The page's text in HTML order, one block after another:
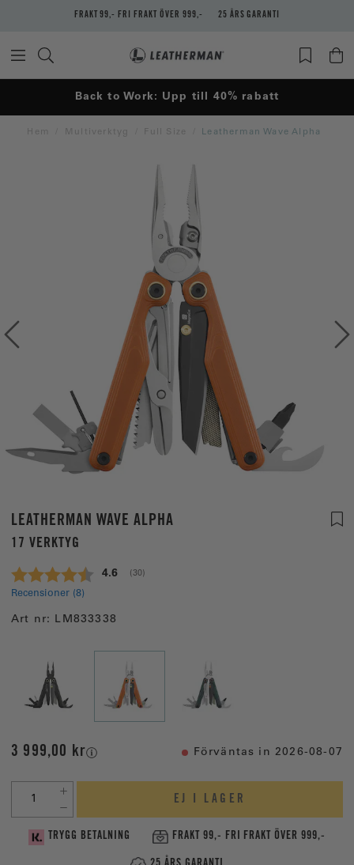
FRAKT 99,- FRI FRAKT ÖVER 999,- 25 ÅRS GARANTI
Back to Work: Upp till 40% rabatt
Hem Multiverktyg Full Size Leatherman Wave Alpha
LEATHERMAN WAVE ALPHA
17 VERKTYG
Snittbetyg:
4.6 (röster:
30)
Recensioner (8)
Art nr: LM833338
3 999,00 kr Förväntas in 2026-08-07
EJ I LAGER
TRYGG BETALNING FRAKT 99,- FRI FRAKT ÖVER 999,-